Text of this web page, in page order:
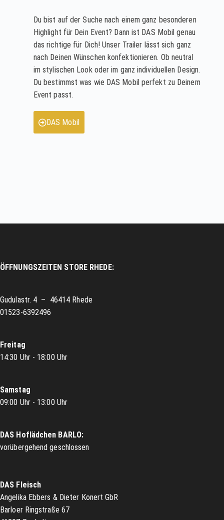
Du bist auf der Suche nach einem ganz besonderen
Highlight für Dein Event? Dann ist DAS Mobil genau
das richtige für Dich! Unser Trailer lässt sich ganz
nach Deinen Wünschen konfektionieren. Ob neutral
im stylischen Look oder im ganz individuellen Design.
Du bestimmst was wie DAS Mobil perfekt zu Deinem
Event passt.
DAS Mobil
ÖFFNUNGSZEITEN STORE RHEDE:
Gudulastr. 4 – 46414 Rhede
01523-6392496
Freitag
14:30 Uhr - 18:00 Uhr
Samstag
09:00 Uhr - 13:00 Uhr
DAS Hoflädchen BARLO:
vorübergehend geschlossen
DAS Fleisch
Angelika Ebbers & Dieter Konert GbR
Barloer Ringstraße 67